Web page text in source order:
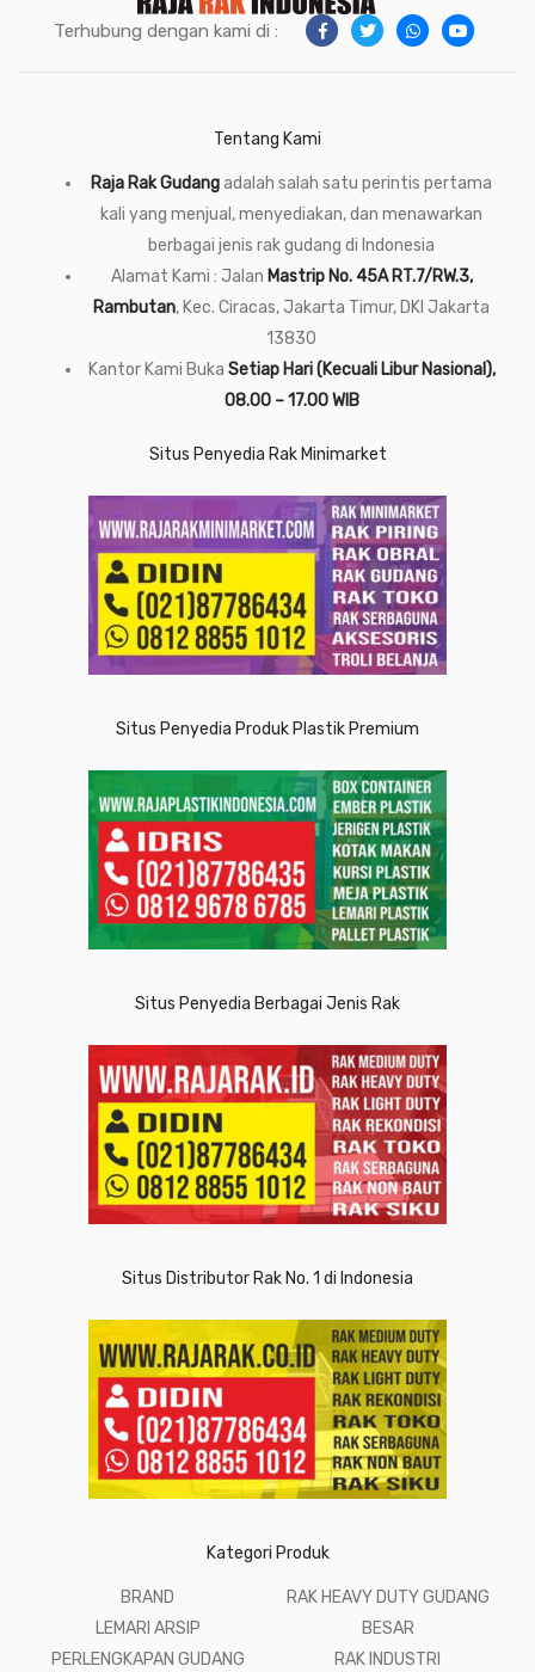
Terhubung dengan kami di :
Tentang Kami
Raja Rak Gudangadalah salah satu perintis pertama
kali yang menjual, menyediakan, dan menawarkan
berbagai jenis rak gudang di Indonesia
Alamat Kami : Jalan Mastrip No. 45A RT.7/RW.3,
Rambutan, Kec. Ciracas, Jakarta Timur, DKI Jakarta
13830
Kantor Kami Buka Setiap Hari (Kecuali Libur Nasional),
08.00 – 17.00 WIB
Situs Penyedia Rak Minimarket
Situs Penyedia Produk Plastik Premium
Situs Penyedia Berbagai Jenis Rak
Situs Distributor Rak No. 1 di Indonesia
Kategori Produk
BRAND
LEMARI ARSIP
PERLENGKAPAN GUDANG
RAK HEAVY DUTY GUDANG
BESAR
RAK INDUSTRI